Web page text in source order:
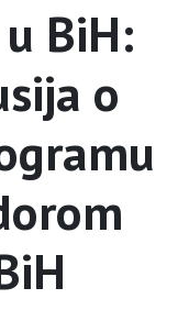
BiH:
o